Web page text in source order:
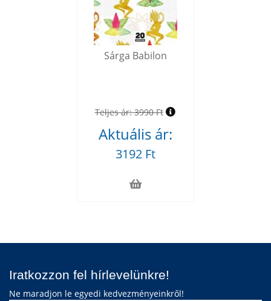
Sárga Babilon
Teljes ár:3990 Ft
Aktuális ár:
3192 Ft
Iratkozzon fel hírlevelünkre!
Ne maradjon le egyedi kedvezményeinkről!